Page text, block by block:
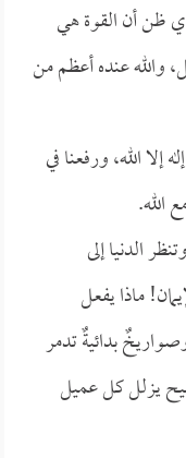
ظن أن القوة هي
والله عنده أعظم من
إلا الله، ورفعنا في
الله.
الدنيا إلى
ماذا يفعل
بدائيةٌ تدمر
يزلل كل عميل